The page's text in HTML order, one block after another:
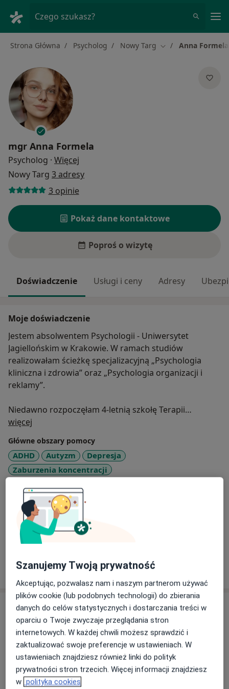
Czego szukasz?
Strona Główna Psycholog Nowy Targ Zmień miasto
Anna Formela
mgr Anna Formela
Psycholog · Więcej
Nowy Targ 3 adresy
3 opinie
Pokaż dane kontaktowe
Poproś o wizytę
Doświadczenie Usługi i ceny Adresy
Moje doświadczenie
Jestem absolwentem Psychologii - Uniwersytet
Jagiellońskim w Krakowie. W ramach studiów
realizowałam ścieżkę specjalizacyjną „Psychologia
kliniczna i zdrowia” oraz „Psychologia organizacji i
reklamy”.
Niedawno rozpoczęłam 4-letnią szkołę Terapii
Poznawczo-Behawioralnej.
Ukończyłam również studia podyplomowe:
Przygotowanie Pedagogiczne dla Psychologów oraz
Akademię Trenerów Biznesu, gdzie uczyłam się
Stypendium Rektora UJ dla najlepszych studentów.
Dodatkowo zrealizowałam między innymi kursy takie
jak: Techniki w terapii poznawczo-behawioralnej (80 h),
Psychologia z socjologią – coaching (240h) oraz liczne
spektrum autyzmu; np. Akademia Różnorodności).
Znajduję się na liście przeszkolonych specjalistów do
pracy z osobami neuroróżnorodnymi Akademi
Różnorodności
W ramach współprac i inicjatyw prowadziłam liczne
warsztaty między innymi z kompetencji społecznych
(takich jak: mechanizmy tworzenia nawyków, radzenie
sobie z trudnymi emocjami, zarządzanie zadaniami w
czasie, wyznaczanie i utrzymywanie celów, techniki
więcej
Główne obszary pomocy
ADHD Autyzm
Depresja
Zaburzenia koncentracji
Pacjenci których przyjmuję
Dorośli
Dzieci (Tylko pod niektórymi adresami)
Pokaż więcejo doświadczeniu
Usługi i ceny
Konsultacja psychologiczna
Szczegóły
Diagnoza psychologiczna
Szczegóły
Szanujemy Twoją prywatność
Akceptując, pozwalasz nam i naszym partnerom używać
plików cookie (lub podobnych technologii) do zbierania
danych do celów statystycznych i dostarczania treści w
oparciu o Twoje zwyczaje przeglądania stron
internetowych. W każdej chwili możesz sprawdzić i
zaktualizować swoje preferencje w ustawieniach. W
ustawieniach znajdziesz również linki do polityk
prywatności stron trzecich. Więcej informacji znajdziesz
w polityka cookies